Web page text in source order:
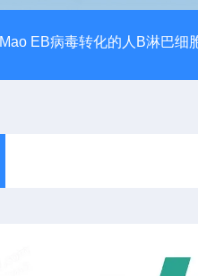
Mao EB病毒转化的人B淋巴细